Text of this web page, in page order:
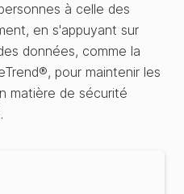
à celle des
en s'appuyant sur
données, comme la
pour maintenir les
matière de sécurité